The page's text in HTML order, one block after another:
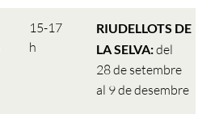
15-17
h
RIUDELLOTS DE
LA SELVA:del
28 de setembre
al 9 de desembre